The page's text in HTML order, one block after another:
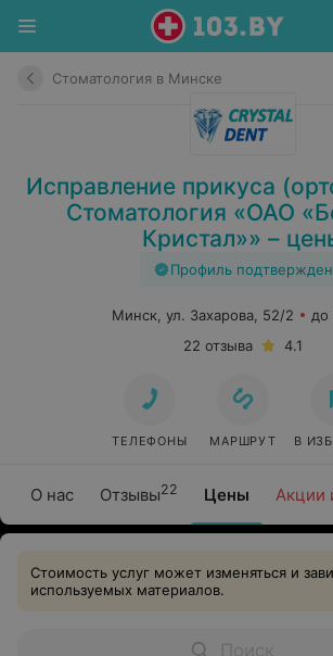
Стоматология в Минске
Исправление прикуса
Стоматология «ОАО
Кристал»» –
Профиль подтвержден
О нас Отзывы22 Цены Акции
Минск, ул. Захарова, 52/2
до
22 отзыва
4.1
ТЕЛЕФОНЫ МАРШРУТ В
Стоимость услуг может изменяться и
используемых материалов.